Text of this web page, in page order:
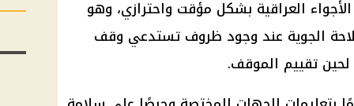
العراقية بشكل مؤقت واحترازي، وهو
الجوية عند وجود ظروف تستدعي وقف
لحين تقييم الموقف.